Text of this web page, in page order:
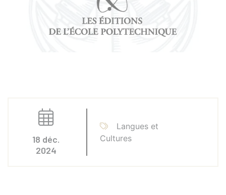
18 déc.
2024
Langues et
Cultures